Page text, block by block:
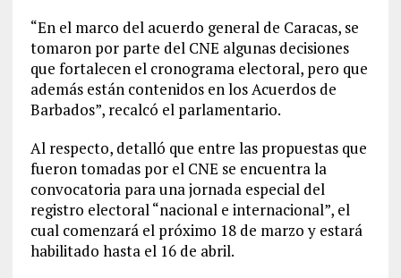
“En el marco del acuerdo general de Caracas, se
tomaron por parte del CNE algunas decisiones
que fortalecen el cronograma electoral, pero que
además están contenidos en los Acuerdos de
Barbados”, recalcó el parlamentario.
Al respecto, detalló que entre las propuestas que
fueron tomadas por el CNE se encuentra la
convocatoria para una jornada especial del
registro electoral “nacional e internacional”, el
cual comenzará el próximo 18 de marzo y estará
habilitado hasta el 16 de abril.